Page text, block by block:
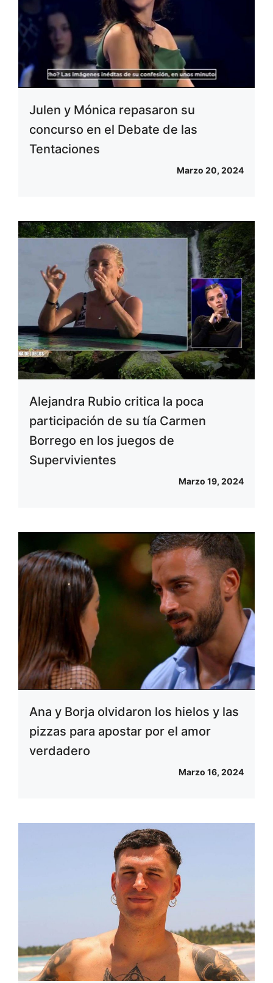
Julen y Mónica repasaron su
concurso en el Debate de las
Tentaciones
Marzo 20, 2024
Alejandra Rubio critica la poca
participación de su tía Carmen
Borrego en los juegos de
Supervivientes
Marzo 19, 2024
Ana y Borja olvidaron los hielos y las
pizzas para apostar por el amor
verdadero
Marzo 16, 2024